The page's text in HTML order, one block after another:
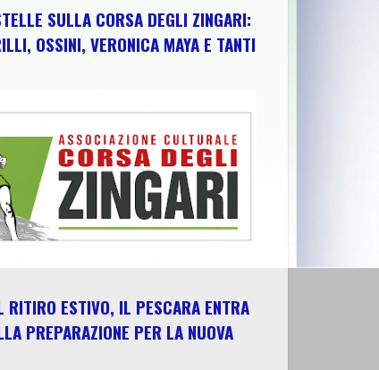
SULLA CORSA DEGLI ZINGARI:
OSSINI, VERONICA MAYA E TANTI
RITIRO ESTIVO, IL PESCARA ENTRA
PREPARAZIONE PER LA NUOVA